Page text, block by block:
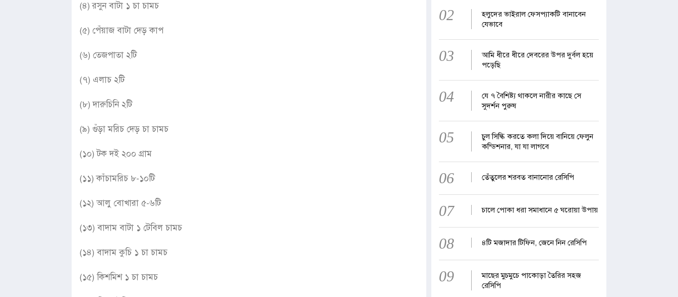
(৪) রসুন বাটা ১ চা চামচ
(৫) পেঁয়াজ বাটা দেড় কাপ
(৬) তেজপাতা ২টি
(৭) এলাচ ২টি
(৮) দারুচিনি ২টি
(৯) গুঁড়া মরিচ দেড় চা চামচ
(১০) টক দই ২০০ গ্রাম
(১১) কাঁচামরিচ ৮-১০টি
(১২) আলু বোখারা ৫-৬টি
(১৩) বাদাম বাটা ১ টেবিল চামচ
(১৪) বাদাম কুচি ১ চা চামচ
(১৫) কিশমিশ ১ চা চামচ
02
হলুদের ভাইরাল ফেসপ্যাকটি বানাবেন
যেভাবে
03
আমি ধীরে ধীরে দেবরের উপর দুর্বল হয়ে
পড়েছি
04
যে ৭ বৈশিষ্ট্য থাকলে নারীর কাছে সে
সুদর্শন পুরুষ
05
চুল সিল্কি করতে কলা দিয়ে বানিয়ে ফেলুন
কন্ডিশনার, যা যা লাগবে
06 তেঁতুলের শরবত বানানোর রেসিপি
07 চালে পোকা ধরা সমাধানে ৫ ঘরোয়া উপায়
08 ৪টি মজাদার টিফিন, জেনে নিন রেসিপি
09
মাছের মুচমুচে পাকোড়া তৈরির সহজ
রেসিপি